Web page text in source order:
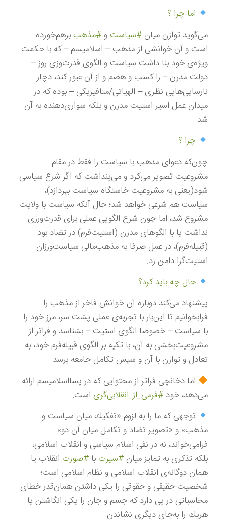
اما چرا ؟
می‌گوید توازن میان #سیاستو #مذهببرهم‌خورده
است و آن خوانشی از مذهب – اسلامیسم – كه با حكمت
ویژه‌ی خود بنا داشت سیاست و الگوی قدرت‌وزی روز –
دولت مدرن – را كسب و هضم و از آن عبور كند، دچار
نارسایی‌هایی نظری – الهیاتی/متافیزیكی – بوده كه در
میدان عمل اسیر استیت مدرن و بلكه سواری‌دهنده به آن
شد.
چرا ؟
چون‌كه دعوای مذهب با سیاست را فقط در مقام
مشروعیت تصویر می‌كرد و می‌پنداشت كه اگر شرع سیاسی
شود(یعنی به مشروعیت خاستگاه سیاست بپردازد)،
سیاست هم شرعی خواهد شد؛ حال آنكه سیاست با ولایت
مشروع شد، اما چون شرع الگویی عملی برای قدرت‌ورزی
نداشت یا با الگوهای مدرن (استیت‌فرم) در تضاد بود
(قبیله‌فرم)، در عمل صرفا به مذهب‌مالی سیاست‌ورزان
استیت‌گرا دامن زد.
حال چه باید كرد؟
پیشنهاد می‌كند دوباره آن خوانش فاخر از مذهب را
فرابخوانیم تا این‌بار با تجربه‌ی عملی پشت سر، مرز خود را
با سیاست – خصوصا الگوی استیت – بشناسد و فراتر از
مشروعیت‌بخشی به آن، با تكیه بر الگوی قبیله‌فرم خود، به
تعادل و توازن با آن و سپس تكامل جامعه برسد.
اما دخانچی فراتر از محتوایی كه در پسااسلامیسم ارائه
می‌دهد، خود #فرمی_از_انقلابی‌گریاست.
توجهی كه ما را به لزوم «تفكیك میان سیاست و
مذهب» و «تصویر تضاد و تكامل میان آن دو»
فرامی‌خواند، نه در نفی اسلام سیاسی و انقلاب اسلامی،
بلكه تذكری به تمایز میان #سیرت با #صورت انقلاب یا
همان دوگانه‌ی انقلاب اسلامی و نظام اسلامی است؛
شخصیت حقیقی و حقوقی را یكی داشتن همان‌قدر خطای
محاسباتی در پی دارد كه جسم و جان را یكی انگاشتن یا
هریك را به‌جای دیگری نشاندن.